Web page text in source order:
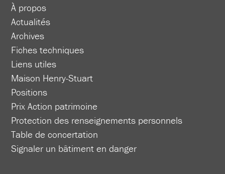
À propos
Actualités
Archives
Fiches techniques
Liens utiles
Maison Henry-Stuart
Positions
Prix Action patrimoine
Protection des renseignements personnels
Table de concertation
Signaler un bâtiment en danger